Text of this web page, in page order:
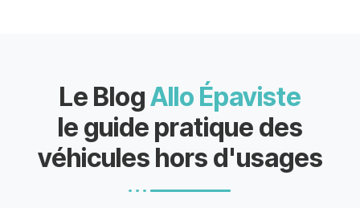
Le BlogAllo Épaviste
le guide pratique des
véhicules hors d'usages